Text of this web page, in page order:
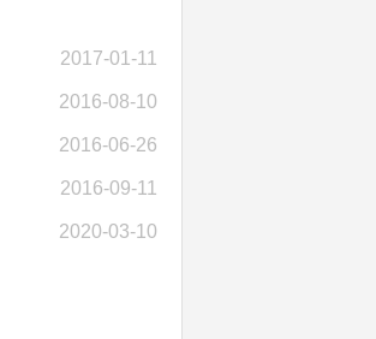
2017-01-11
2016-08-10
2016-06-26
2016-09-11
2020-03-10